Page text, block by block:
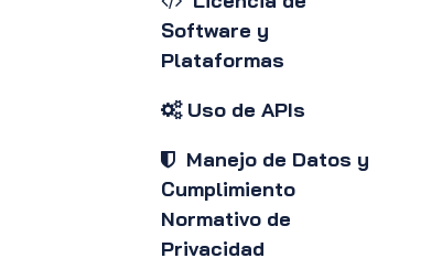
Software y
Plataformas
Uso de APIs
Manejo de Datos y
Cumplimiento
Normativo de
Privacidad